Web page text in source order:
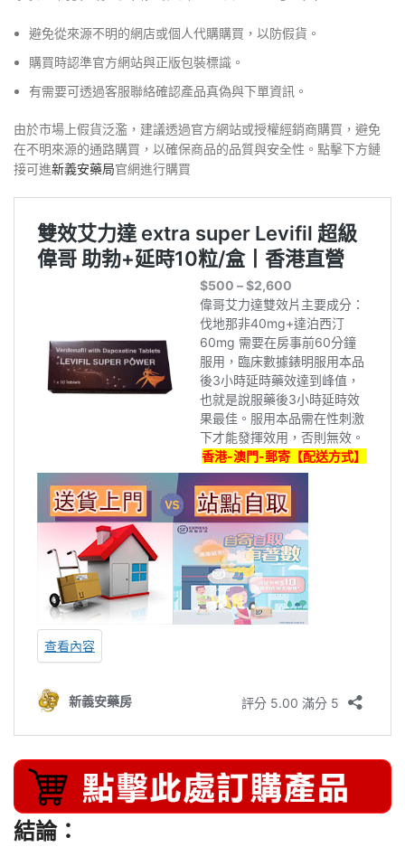
避免從來源不明的網店或個人代購購買，以防假貨。
購買時認準官方網站與正版包裝標識。
有需要可透過客服聯絡確認產品真偽與下單資訊。
由於市場上假貨泛濫，建議透過官方網站或授權經銷商購買，避免
在不明來源的通路購買，以確保商品的品質與安全性。點擊下方鏈
接可進新義安藥局官網進行購買
結論：